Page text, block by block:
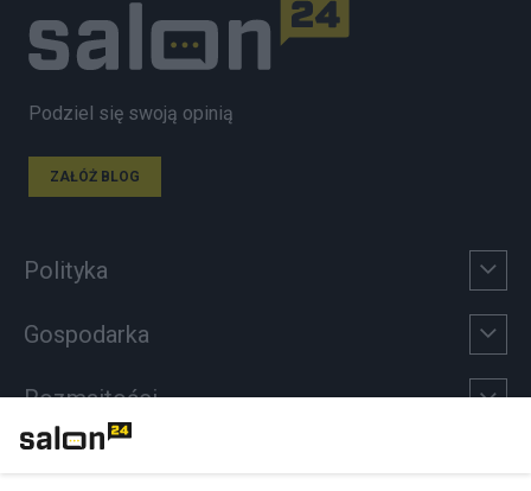
Podziel się swoją opinią
ZAŁÓŻ BLOG
Polityka
Gospodarka
Rozmaitości